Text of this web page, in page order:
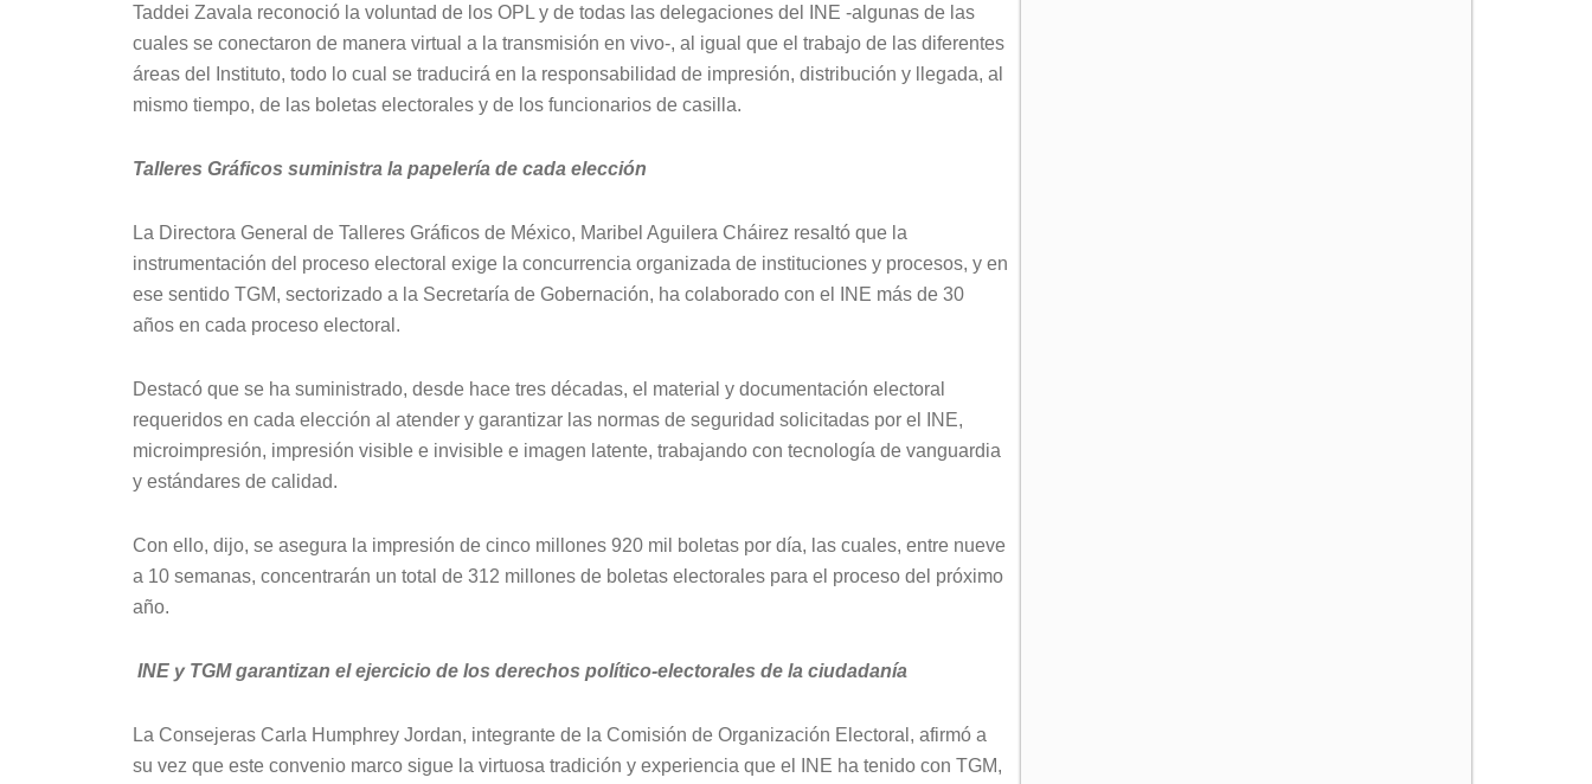
Taddei Zavala reconoció la voluntad de los OPL y de todas las delegaciones del INE -algunas de las
cuales se conectaron de manera virtual a la transmisión en vivo-, al igual que el trabajo de las diferentes
áreas del Instituto, todo lo cual se traducirá en la responsabilidad de impresión, distribución y llegada, al
mismo tiempo, de las boletas electorales y de los funcionarios de casilla.
Talleres Gráficos suministra la papelería de cada elección
La Directora General de Talleres Gráficos de México, Maribel Aguilera Cháirez resaltó que la
instrumentación del proceso electoral exige la concurrencia organizada de instituciones y procesos, y en
ese sentido TGM, sectorizado a la Secretaría de Gobernación, ha colaborado con el INE más de 30
años en cada proceso electoral.
Destacó que se ha suministrado, desde hace tres décadas, el material y documentación electoral
requeridos en cada elección al atender y garantizar las normas de seguridad solicitadas por el INE,
microimpresión, impresión visible e invisible e imagen latente, trabajando con tecnología de vanguardia
y estándares de calidad.
Con ello, dijo, se asegura la impresión de cinco millones 920 mil boletas por día, las cuales, entre nueve
a 10 semanas, concentrarán un total de 312 millones de boletas electorales para el proceso del próximo
año.
INE y TGM garantizan el ejercicio de los derechos político-electorales de la ciudadanía
La Consejeras Carla Humphrey Jordan, integrante de la Comisión de Organización Electoral, afirmó a
su vez que este convenio marco sigue la virtuosa tradición y experiencia que el INE ha tenido con TGM,